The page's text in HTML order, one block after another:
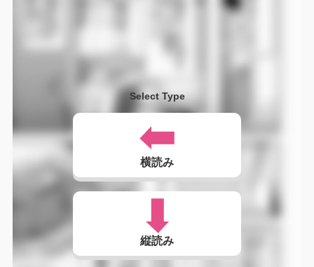
Select Type
横読み
縦読み